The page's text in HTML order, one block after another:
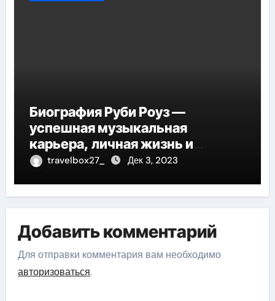
Биография Руби Роуз —
успешная музыкальная
карьера, личная жизнь и
знаковые достижения
travelbox27_ Дек 3, 2023
Добавить комментарий
Для отправки комментария вам необходимо
авторизоваться.